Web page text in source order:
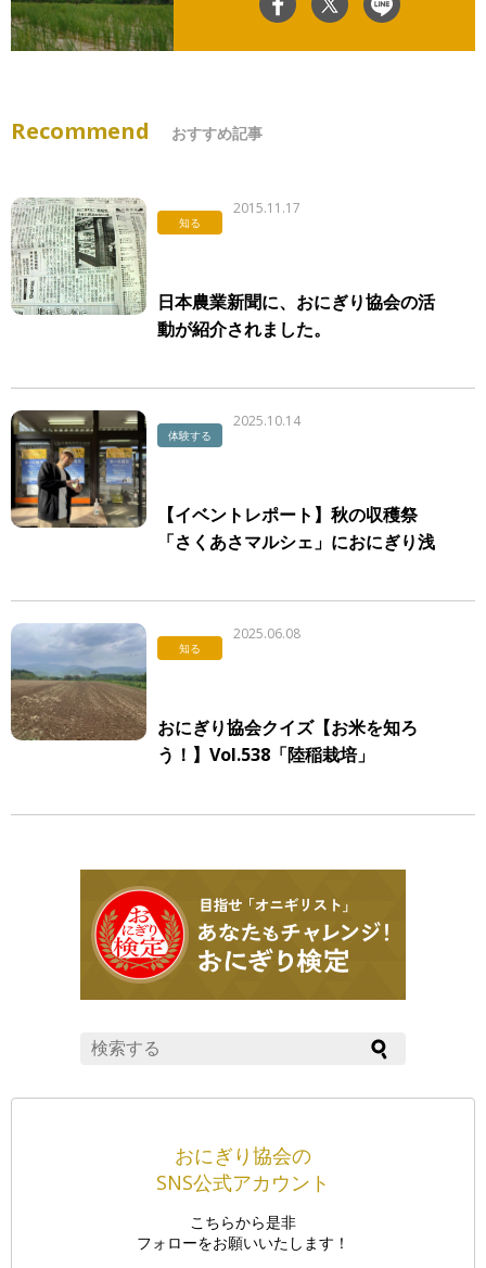
Recommend おすすめ記事
知る
2015.11.17
日本農業新聞に、おにぎり協会の活
動が紹介されました。
体験する
2025.10.14
【イベントレポート】秋の収穫祭
「さくあさマルシェ」におにぎり浅
知る
2025.06.08
おにぎり協会クイズ【お米を知ろ
う！】Vol.538「陸稲栽培」
おにぎり協会の
SNS公式アカウント
こちらから是非
フォローをお願いいたします！